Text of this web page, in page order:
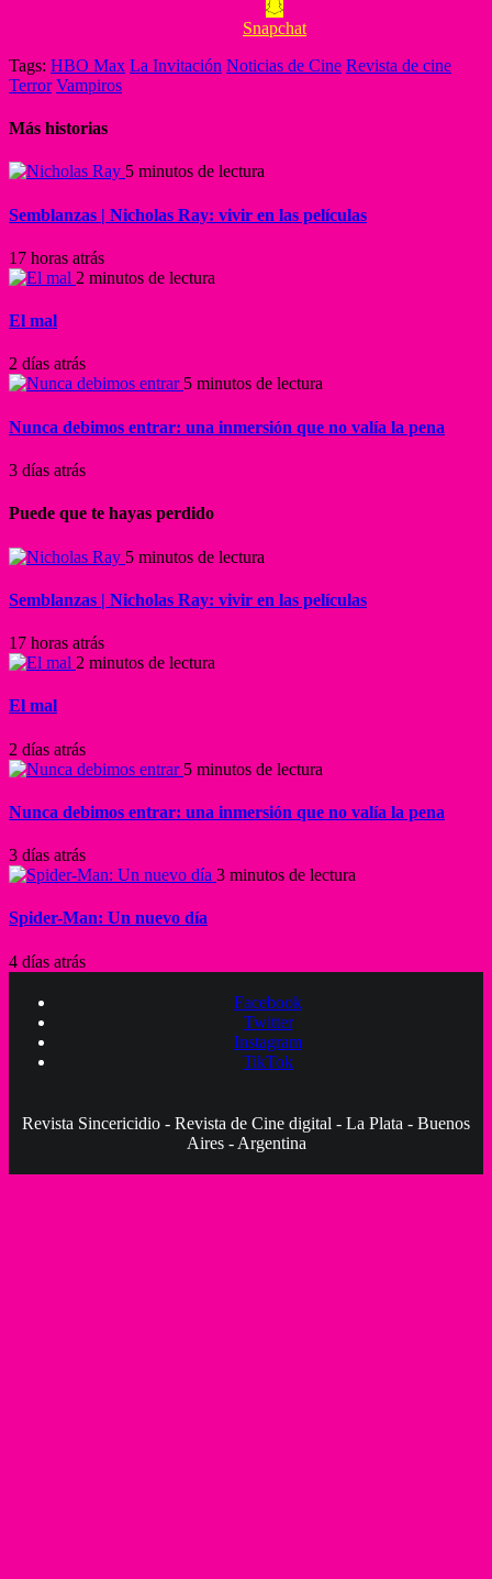
Snapchat
Tags: HBO Max La Invitación Noticias de Cine Revista de cine
Terror Vampiros
Más historias
5 minutos de lectura
Semblanzas | Nicholas Ray: vivir en las películas
17 horas atrás
2 minutos de lectura
El mal
2 días atrás
5 minutos de lectura
Nunca debimos entrar: una inmersión que no valía la pena
3 días atrás
Puede que te hayas perdido
5 minutos de lectura
Semblanzas | Nicholas Ray: vivir en las películas
17 horas atrás
2 minutos de lectura
El mal
2 días atrás
5 minutos de lectura
Nunca debimos entrar: una inmersión que no valía la pena
3 días atrás
3 minutos de lectura
Spider-Man: Un nuevo día
4 días atrás
Facebook
Twitter
Instagram
TikTok
Revista Sincericidio - Revista de Cine digital - La Plata - Buenos
Aires - Argentina